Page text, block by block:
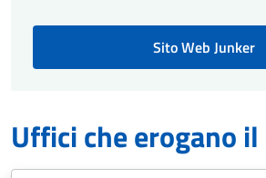
Sito Web Junker
Uffici che erogano